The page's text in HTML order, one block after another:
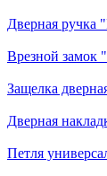
Дверная ручка
Врезной замок
Защелка
Дверная
Петля